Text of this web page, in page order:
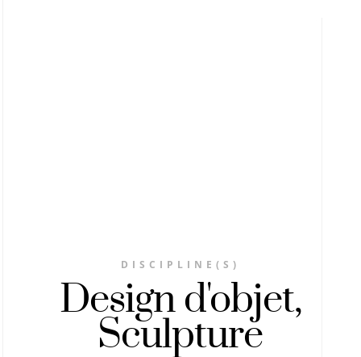
DISCIPLINE(S)
Design d'objet,
Sculpture